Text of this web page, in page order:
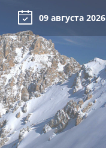
09 августа 2026